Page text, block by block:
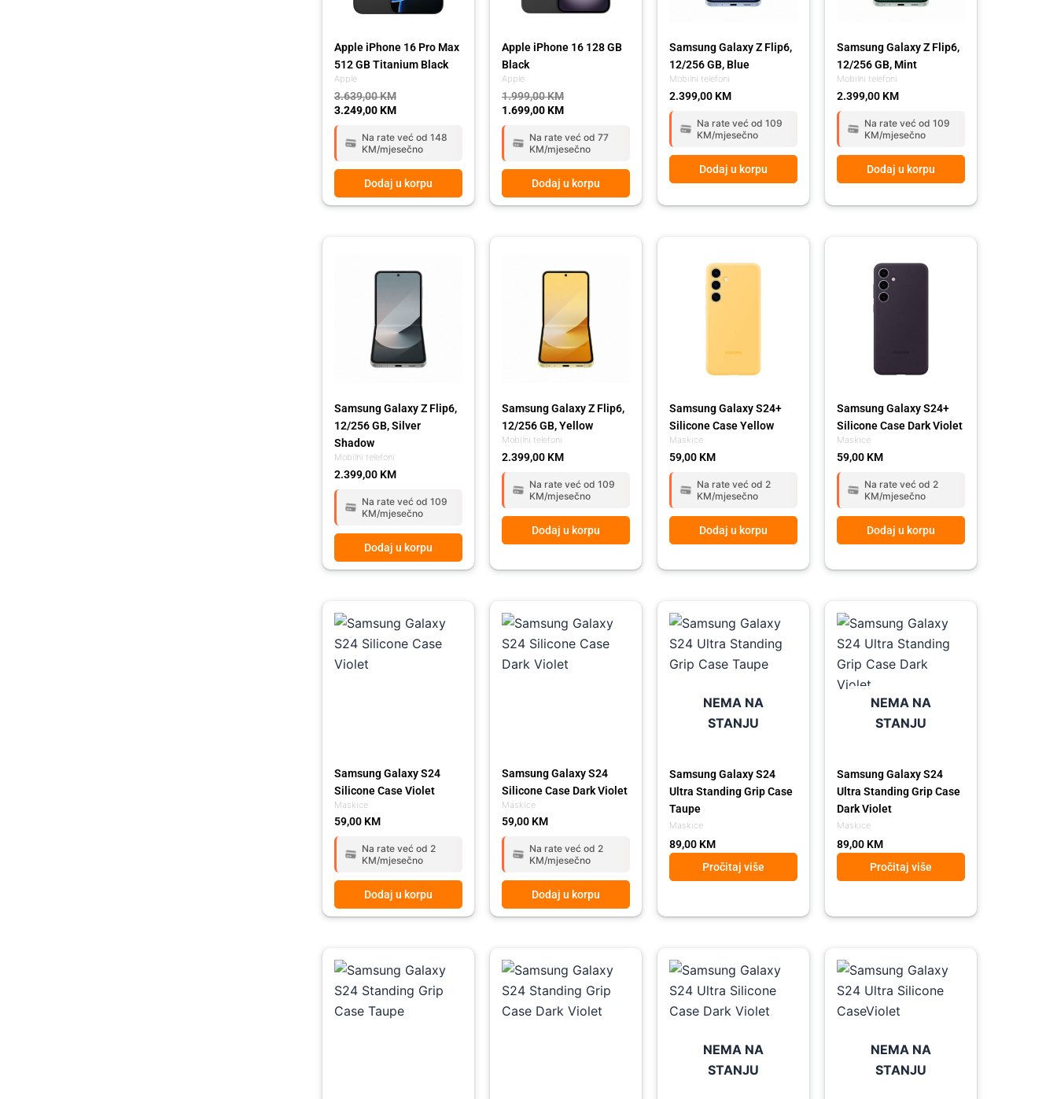
Apple
Apple iPhone 16 Pro Max
512 GB Titanium Black
3.639,00KM
3.249,00KM
Na rate već od 148
KM/mjesečno
Dodaj u korpu
Apple
Apple iPhone 16 128 GB
Black
1.999,00KM
1.699,00KM
Na rate već od 77
KM/mjesečno
Dodaj u korpu
Mobilni telefoni
Samsung Galaxy Z Flip6,
12/256 GB, Blue
2.399,00 KM
Na rate već od 109
KM/mjesečno
Dodaj u korpu
Mobilni telefoni
Samsung Galaxy Z Flip6,
12/256 GB, Mint
2.399,00 KM
Na rate već od 109
KM/mjesečno
Dodaj u korpu
Mobilni telefoni
Samsung Galaxy Z Flip6,
12/256 GB, Silver
Shadow
2.399,00 KM
Na rate već od 109
KM/mjesečno
Dodaj u korpu
Mobilni telefoni
Samsung Galaxy Z Flip6,
12/256 GB, Yellow
2.399,00 KM
Na rate već od 109
KM/mjesečno
Dodaj u korpu
Maskice
Samsung Galaxy S24+
Silicone Case Yellow
59,00 KM
Na rate već od 2
KM/mjesečno
Dodaj u korpu
Maskice
Samsung Galaxy S24+
Silicone Case Dark Violet
59,00 KM
Na rate već od 2
KM/mjesečno
Dodaj u korpu
Maskice
Samsung Galaxy S24
Silicone Case Violet
59,00 KM
Na rate već od 2
KM/mjesečno
Dodaj u korpu
Maskice
Samsung Galaxy S24
Silicone Case Dark Violet
59,00 KM
Na rate već od 2
KM/mjesečno
Dodaj u korpu
NEMA NA
STANJU
Maskice
Samsung Galaxy S24
Ultra Standing Grip Case
Taupe
89,00 KM
Pročitaj više
NEMA NA
STANJU
Maskice
Samsung Galaxy S24
Ultra Standing Grip Case
Dark Violet
89,00 KM
Pročitaj više
NEMA NA
STANJU
NEMA NA
STANJU